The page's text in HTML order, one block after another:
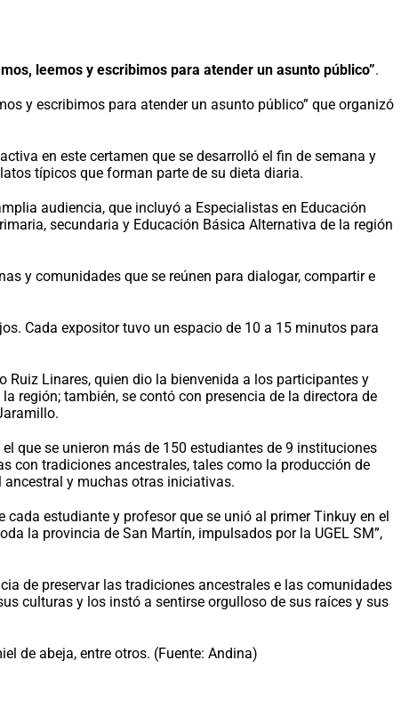
leemos y escribimos para atender un asunto público”.
y escribimos para atender un asunto público” que organizó
en este certamen que se desarrolló el fin de semana y
típicos que forman parte de su dieta diaria.
audiencia, que incluyó a Especialistas en Educación
secundaria y Educación Básica Alternativa de la región
y comunidades que se reúnen para dialogar, compartir e
Cada expositor tuvo un espacio de 10 a 15 minutos para
Ruiz Linares, quien dio la bienvenida a los participantes y
región; también, se contó con presencia de la directora de
que se unieron más de 150 estudiantes de 9 instituciones
con tradiciones ancestrales, tales como la producción de
ancestral y muchas otras iniciativas.
estudiante y profesor que se unió al primer Tinkuy en el
la provincia de San Martín, impulsados por la UGEL SM”,
de preservar las tradiciones ancestrales e las comunidades
culturas y los instó a sentirse orgulloso de sus raíces y sus
de abeja, entre otros. (Fuente: Andina)